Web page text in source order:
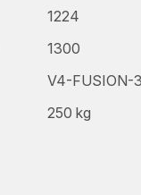
1224
1300
V4-FUSION-
250 kg